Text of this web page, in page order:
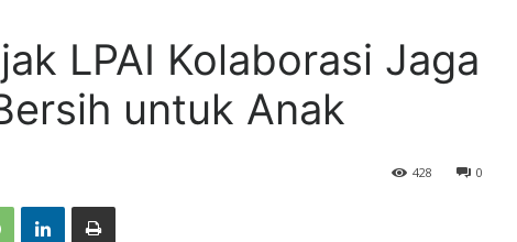
LPAI Kolaborasi Jaga
untuk Anak
0
428